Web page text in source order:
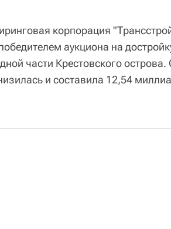
корпорация
аукциона на
части Крестовского
и составила 12,54